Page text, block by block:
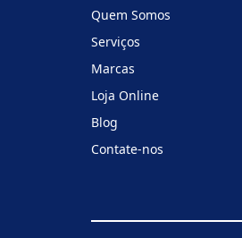
Quem Somos
Serviços
Marcas
Loja Online
Blog
Contate-nos